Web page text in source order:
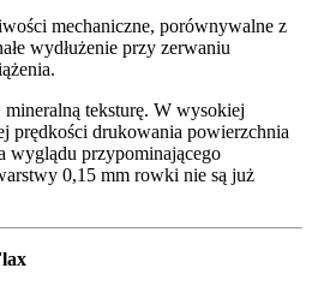
mechaniczne, porównywalne z
wydłużenie przy zerwaniu
teksturę. W wysokiej
prędkości drukowania powierzchnia
wyglądu przypominającego
0,15 mm rowki nie są już